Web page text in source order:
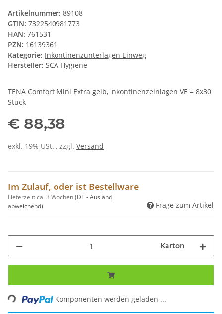
Artikelnummer: 89108
GTIN: 7322540981773
HAN: 761531
PZN: 16139361
Kategorie: Inkontinenzunterlagen Einweg
Hersteller: SCA Hygiene
TENA Comfort Mini Extra gelb, Inkontinenzeinlagen VE = 8x30
Stück
€ 88,38
exkl. 19% USt. , zzgl. Versand
Im Zulauf, oder ist Bestellware
Lieferzeit:ca. 3 Wochen(DE - Ausland
abweichend)
Frage zum Artikel
Karton
Loading... Komponenten werden geladen ...